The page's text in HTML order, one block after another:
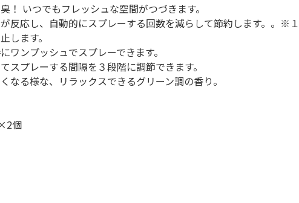
いつでもフレッシュな空間がつづきます。
反応し、自動的にスプレーする回数を減らして節約します。。※
します。
ンプッシュでスプレーできます。
プレーする間隔を３段階に調節できます。
る様な、リラックスできるグリーン調の香り。
個